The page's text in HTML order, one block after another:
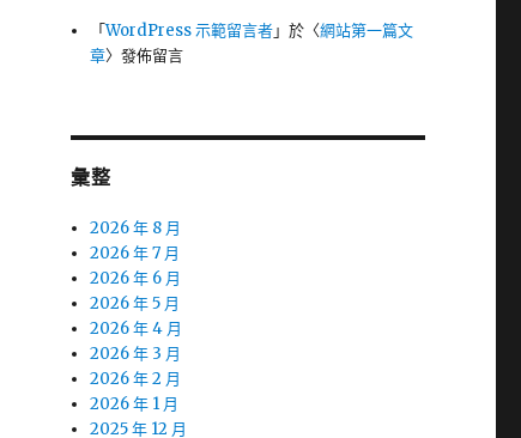
「WordPress 示範留言者」於〈網站第一篇文
章〉發佈留言
彙整
2026 年 8 月
2026 年 7 月
2026 年 6 月
2026 年 5 月
2026 年 4 月
2026 年 3 月
2026 年 2 月
2026 年 1 月
2025 年 12 月